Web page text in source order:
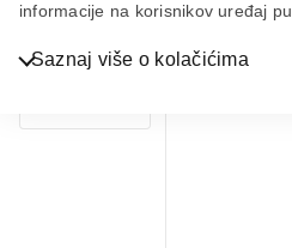
informacije na korisnikov uređaj
Saznaj više o kolačićima
Bela tehnika